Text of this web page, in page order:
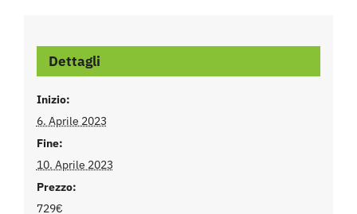
Dettagli
Inizio:
6. Aprile 2023
Fine:
10. Aprile 2023
Prezzo:
729€